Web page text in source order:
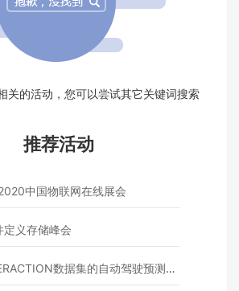
关的活动，您可以尝试其它关键词搜索
推荐活动
中国物联网在线展会
义存储峰会
数据集的自动驾驶预测模型挑战赛